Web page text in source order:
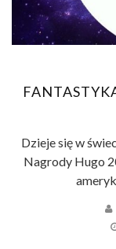
Dzieje się w
Nagrody Hugo